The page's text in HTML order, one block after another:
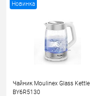
Новинка
Чайник Moulinex Glass Kettle
BY6R5130